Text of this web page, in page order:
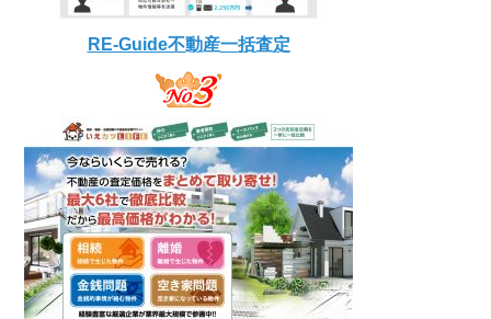
RE-Guide不動産一括査定